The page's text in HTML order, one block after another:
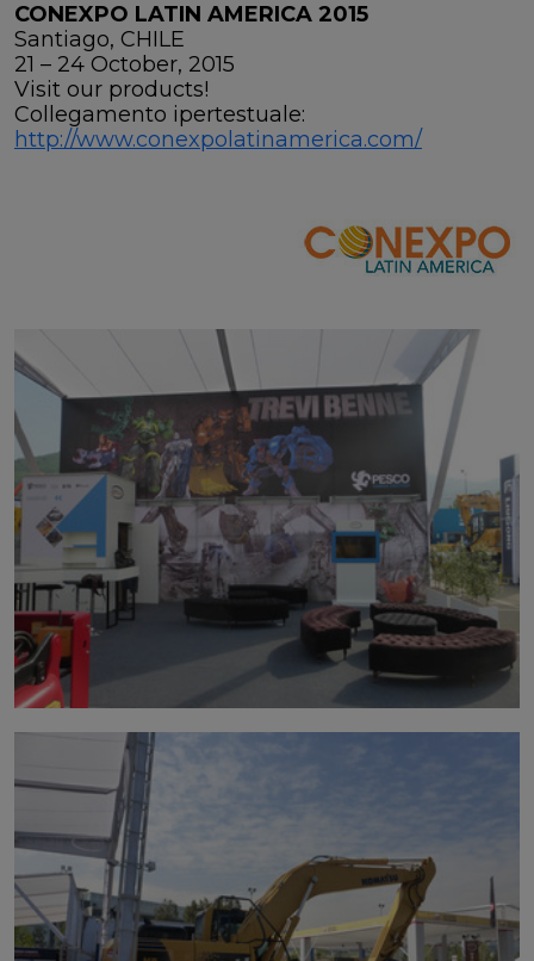
CONEXPO LATIN AMERICA 2015
Santiago, CHILE
21 – 24 October, 2015
Visit our products!
Collegamento ipertestuale:
http://www.conexpolatinamerica.com/